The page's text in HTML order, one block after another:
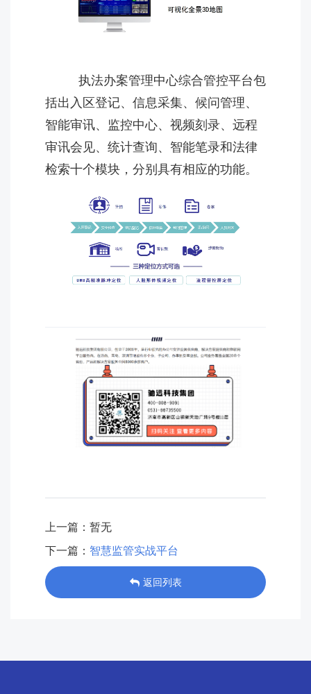
执法办案管理中心综合管控平台包
括出入区登记、信息采集、候问管理、
智能审讯、监控中心、视频刻录、远程
审讯会见、统计查询、智能笔录和法律
检索十个模块，分别具有相应的功能。
上一篇：暂无
下一篇： 智慧监管实战平台
返回列表